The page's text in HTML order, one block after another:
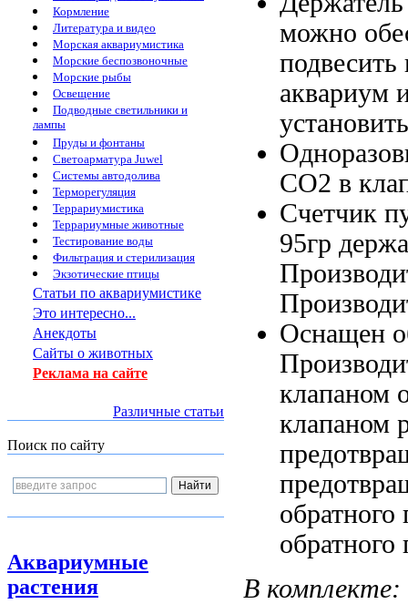
Кормление
Литература и видео
Морская аквариумистика
Морские беспозвоночные
Морские рыбы
Освещение
Подводные светильники и
лампы
Пруды и фонтаны
Светоарматура Juwel
Системы автодолива
Терморегуляция
Террариумистика
Террариумные животные
Тестирование воды
Фильтрация и стерилизация
Экзотические птицы
Статьи по аквариумистике
Это интересно...
Анекдоты
Сайты о животных
Реклама на сайте
Различные статьи
Поиск по сайту
Аквариумные
растения
можно
аквариум
СО2 в
Счетчик
95гр
Оснащен
клапаном
клапаном
В комплекте: